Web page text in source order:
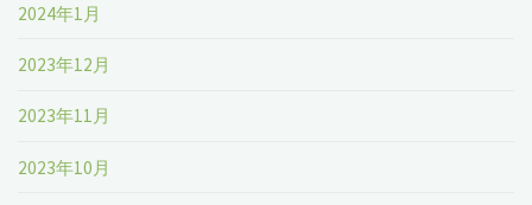
2024年1月
2023年12月
2023年11月
2023年10月